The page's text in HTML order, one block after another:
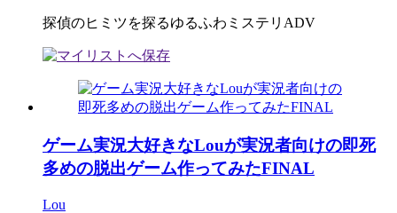
探偵のヒミツを探るゆるふわミステリADV
ゲーム実況大好きなLouが実況者向けの即死
多めの脱出ゲーム作ってみたFINAL
Lou